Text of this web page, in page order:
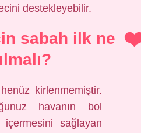
destekleyebilir.
sabah ilk ne
kirlenmemiştir.
havanın bol
sağlayan